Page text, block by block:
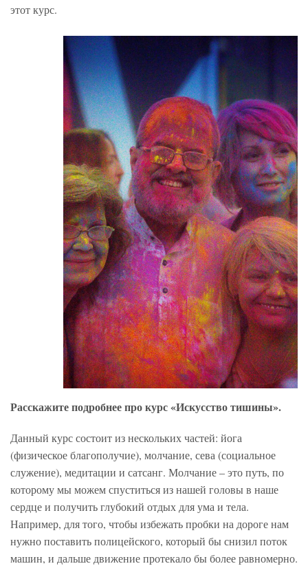
этот курс.
Расскажите подробнее про курс «Искусство тишины».
Данный курс состоит из нескольких частей: йога
(физическое благополучие), молчание, сева (социальное
служение), медитации и сатсанг. Молчание – это путь, по
которому мы можем спуститься из нашей головы в наше
сердце и получить глубокий отдых для ума и тела.
Например, для того, чтобы избежать пробки на дороге нам
нужно поставить полицейского, который бы снизил поток
машин, и дальше движение протекало бы более равномерно.